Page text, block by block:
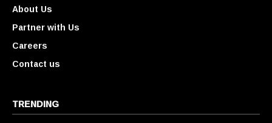
About Us
Partner with Us
Careers
Contact us
TRENDING